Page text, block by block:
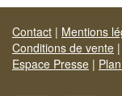
Contact | Mentions
Conditions de vente |
Espace Presse |